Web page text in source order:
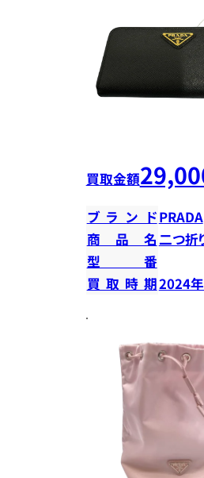
買取金額
ブランドPRADA
商品名二つ折
型番
買取時期2024